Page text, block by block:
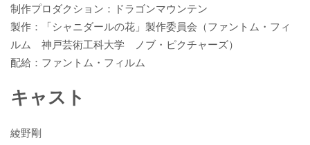
制作プロダクション：ドラゴンマウンテン
製作：「シャニダールの花」製作委員会（ファントム・フィ
ルム 神戸芸術工科大学 ノブ・ピクチャーズ）
配給：ファントム・フィルム
キャスト
綾野剛